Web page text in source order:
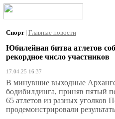
Спорт | Главные новости
Юбилейная битва атлетов
рекордное число участников
17.04.25 16:37
В минувшие выходные
бодибилдинга, приняв пятый
65 атлетов из разных уголков
продемонстрировали